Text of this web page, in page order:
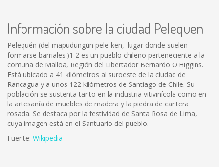
Información sobre la ciudad Pelequen
Pelequén (del mapudungún pele-ken, 'lugar donde suelen
formarse barriales')1 2 es un pueblo chileno perteneciente a la
comuna de Malloa, Región del Libertador Bernardo O'Higgins.
Está ubicado a 41 kilómetros al suroeste de la ciudad de
Rancagua y a unos 122 kilómetros de Santiago de Chile. Su
población se sustenta tanto en la industria vitivinícola como en
la artesanía de muebles de madera y la piedra de cantera
rosada. Se destaca por la festividad de Santa Rosa de Lima,
cuya imagen está en el Santuario del pueblo.
Fuente: Wikipedia